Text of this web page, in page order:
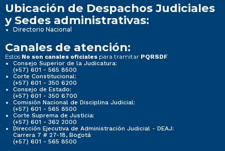
Ubicación de Despachos Judiciales
y Sedes administrativas:
Directorio Nacional
Canales de atención:
Estos No son canales oficiales para tramitar PQRSDF
Consejo Superior de la Judicatura:
(+57) 601 - 565 8500
Corte Constitucional:
(+57) 601 - 350 6200
Consejo de Estado:
(+57) 601 - 350 6700
Comisión Nacional de Disciplina Judicial:
(+57) 601 - 565 8500
Corte Suprema de Justicia:
(+57) 601 - 362 2000
Dirección Ejecutiva de Administración Judicial - DEAJ:
Carrera 7 # 27-18, Bogotá
(+57) 601 - 565 8500